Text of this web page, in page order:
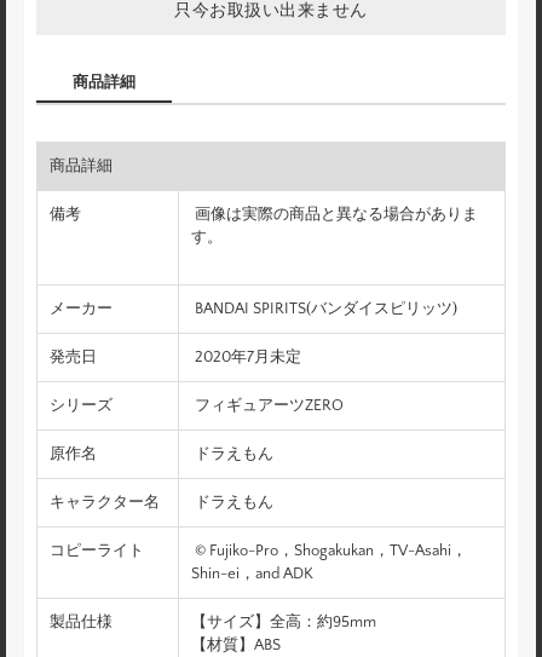
只今お取扱い出来ません
商品詳細
商品詳細
備考
画像は実際の商品と異なる場合がありま
す。
メーカー BANDAI SPIRITS(バンダイスピリッツ)
発売日 2020年7月未定
シリーズ フィギュアーツZERO
原作名 ドラえもん
キャラクター名 ドラえもん
コピーライト
© Fujiko-Pro，Shogakukan，TV-Asahi，
Shin-ei，and ADK
製品仕様
【サイズ】全高：約95mm
【材質】ABS